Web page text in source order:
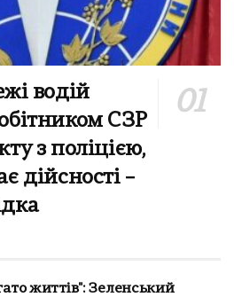
водій
СЗР
з поліцією,
дійсності –
життів": Зеленський